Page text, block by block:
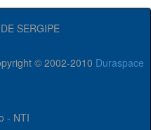
SERGIPE
© 2002-2010 Duraspace
- NTI